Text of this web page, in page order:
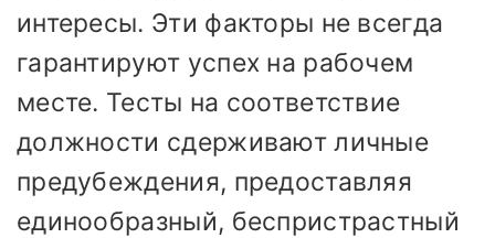
интересы. Эти факторы не всегда
гарантируют успех на рабочем
месте. Тесты на соответствие
должности сдерживают личные
предубеждения, предоставляя
единообразный, беспристрастный